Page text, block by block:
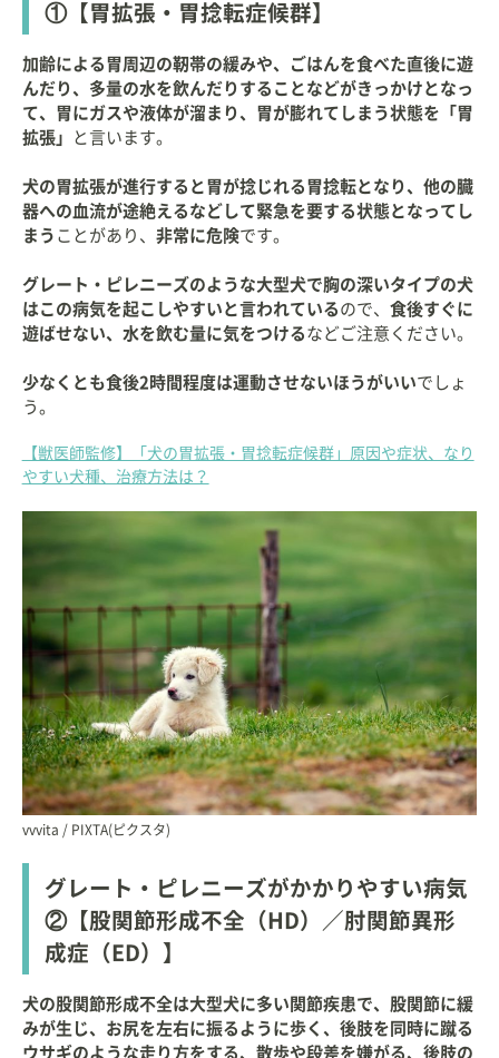
①【胃拡張・胃捻転症候群】
加齢による胃周辺の靭帯の緩みや、ごはんを食べた直後に遊
んだり、多量の水を飲んだりすることなどがきっかけとなっ
て、胃にガスや液体が溜まり、胃が膨れてしまう状態を「胃
拡張」
と言います。
犬の胃拡張が進行すると胃が捻じれる胃捻転となり、他の臓
器への血流が途絶えるなどして緊急を要する状態となってし
まう ことがあり、 非常に危険です。
グレート・ピレニーズのような大型犬で胸の深いタイプの犬
はこの病気を起こしやすいと言われている ので、 食後すぐに
遊ばせない、水を飲む量に気をつける などご注意ください。
少なくとも食後2時間程度は運動させないほうがいいでしょ
う。
【獣医師監修】「犬の胃拡張・胃捻転症候群」原因や症状、なり
やすい犬種、治療方法は？
vvvita / PIXTA(ピクスタ)
グレート・ピレニーズがかかりやすい病気
②【股関節形成不全（HD）／肘関節異形
成症（ED）】
犬の股関節形成不全は大型犬に多い関節疾患で、股関節に緩
みが生じ、お尻を左右に振るように歩く、後肢を同時に蹴る
ウサギのような走り方をする、散歩や段差を嫌がる、後肢の